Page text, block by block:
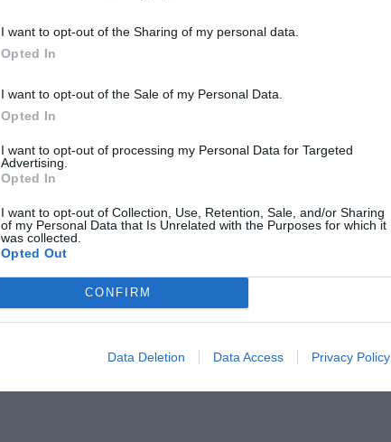
I want to opt-out of the Sharing of my personal data.
Opted In
I want to opt-out of the Sale of my Personal Data.
Opted In
I want to opt-out of processing my Personal Data for Targeted
Advertising.
Opted In
I want to opt-out of Collection, Use, Retention, Sale, and/or Sharing
of my Personal Data that Is Unrelated with the Purposes for which it
was collected.
Opted Out
CONFIRM
Data Deletion Data Access Privacy Policy